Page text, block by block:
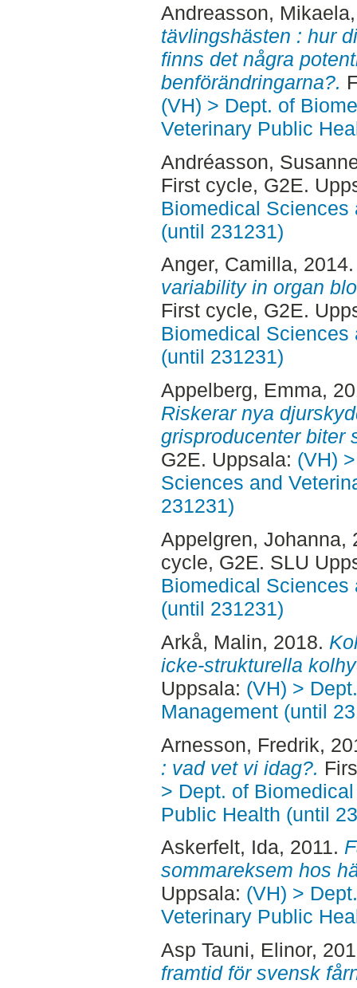
Andreasson, Mikaela
tävlingshästen : hur
finns det några
benförändringarna?.
(VH) > Dept. of
Veterinary Public
Andréasson,
First cycle, G2E.
Biomedical Sciences
(until 231231)
Anger, Camilla,
variability in organ
First cycle, G2E.
Biomedical Sciences
(until 231231)
Appelberg, Emma,
Riskerar nya
grisproducenter biter
G2E. Uppsala: (VH)
Sciences and
231231)
Appelgren, Johanna,
cycle, G2E. SLU
Biomedical Sciences
(until 231231)
Arkå, Malin, 2018.
icke-strukturella
Uppsala: (VH) >
Management (until
Arnesson, Fredrik,
: vad vet vi idag?.
> Dept. of
Public Health (until
Askerfelt, Ida, 2011.
sommareksem hos
Uppsala: (VH) >
Veterinary Public
Asp Tauni, Elinor,
framtid för svensk